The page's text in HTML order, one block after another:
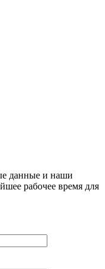
данные и наши
рабочее время для